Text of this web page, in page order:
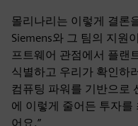
몰리나리는 이렇게 결론
Siemens와 그 팀의 지원
프트웨어 관점에서 플랜
식별하고 우리가 확인하
컴퓨팅 파워를 기반으로
에 이렇게 줄어든 투자를
어요.”